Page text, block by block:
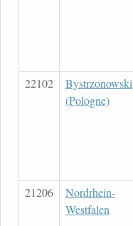
22102
Bystrzonowski
(Pologne)
21206
Nordrhein-
Westfalen